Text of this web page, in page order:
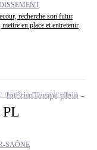
recherche son futur
en place et entretenir
PL
SAÔNE
IntérimTemps plein
offre à ma sélection